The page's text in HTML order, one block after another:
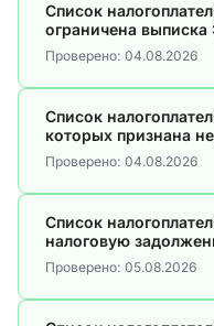
Список
ограничена
Проверено: 04.08.2026
Список
которых признана
Проверено: 04.08.2026
Список
налоговую
Проверено: 05.08.2026